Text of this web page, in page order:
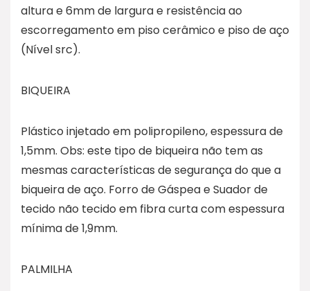
altura e 6mm de largura e resistência ao
escorregamento em piso cerâmico e piso de aço
(Nível src).
BIQUEIRA
Plástico injetado em polipropileno, espessura de
1,5mm. Obs: este tipo de biqueira não tem as
mesmas características de segurança do que a
biqueira de aço. Forro de Gáspea e Suador de
tecido não tecido em fibra curta com espessura
mínima de 1,9mm.
PALMILHA